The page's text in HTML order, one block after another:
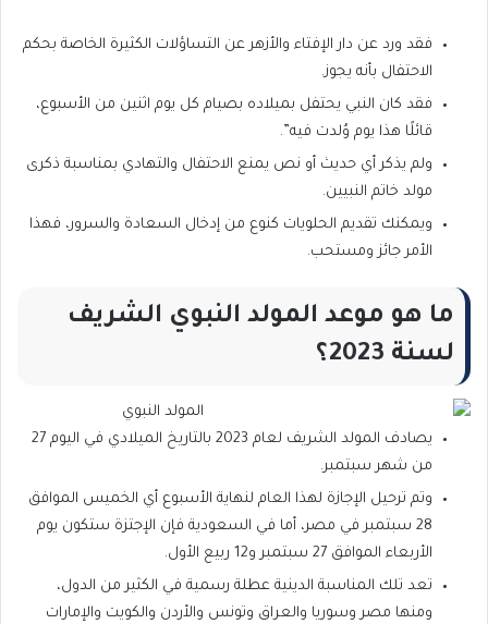
فقد ورد عن دار الإفتاء والأزهر عن التساؤلات الكثيرة الخاصة بحكم
الاحتفال بأنه يجوز.
فقد كان النبي يحتفل بميلاده بصيام كل يوم اثنين من الأسبوع،
قائلًا هذا يوم وُلدت فيه”.
ولم يذكر أي حديث أو نص يمنع الاحتفال والتهادي بمناسبة ذكرى
مولد خاتم النبيين.
ويمكنك تقديم الحلويات كنوع من إدخال السعادة والسرور، فهذا
الأمر جائز ومستحب.
ما هو موعد المولد النبوي الشريف
لسنة 2023؟
يصادف المولد الشريف لعام 2023 بالتاريخ الميلادي في اليوم 27
من شهر سبتمبر.
وتم ترحيل الإجازة لهذا العام لنهاية الأسبوع أي الخميس الموافق
28 سبتمبر في مصر، أما في السعودية فإن الإجتزة ستكون يوم
الأربعاء الموافق 27 سبتمبر و12 ربيع الأول.
تعد تلك المناسبة الدينية عطلة رسمية في الكثير من الدول،
ومنها مصر وسوريا والعراق وتونس والأردن والكويت والإمارات